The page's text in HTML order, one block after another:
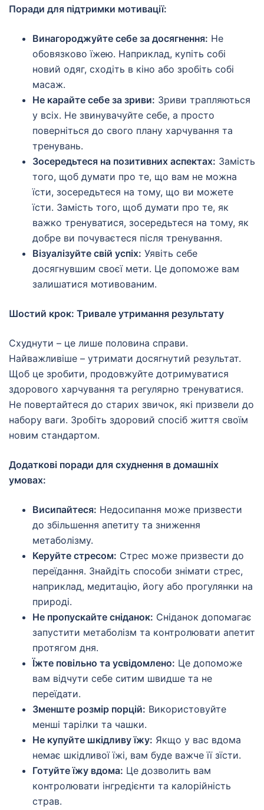
Поради для підтримки мотивації:
Винагороджуйте себе за досягнення: Не
обовязково їжею. Наприклад, купіть собі
новий одяг, сходіть в кіно або зробіть собі
масаж.
Не карайте себе за зриви: Зриви трапляються
у всіх. Не звинувачуйте себе, а просто
поверніться до свого плану харчування та
тренувань.
Зосередьтеся на позитивних аспектах: Замість
того, щоб думати про те, що вам не можна
їсти, зосередьтеся на тому, що ви можете
їсти. Замість того, щоб думати про те, як
важко тренуватися, зосередьтеся на тому, як
добре ви почуваєтеся після тренування.
Візуалізуйте свій успіх: Уявіть себе
досягнувшим своєї мети. Це допоможе вам
залишатися мотивованим.
Шостий крок: Тривале утримання результату
Схуднути – це лише половина справи.
Найважливіше – утримати досягнутий результат.
Щоб це зробити, продовжуйте дотримуватися
здорового харчування та регулярно тренуватися.
Не повертайтеся до старих звичок, які призвели до
набору ваги. Зробіть здоровий спосіб життя своїм
новим стандартом.
Додаткові поради для схуднення в домашніх
умовах:
Висипайтеся: Недосипання може призвести
до збільшення апетиту та зниження
метаболізму.
Керуйте стресом: Стрес може призвести до
переїдання. Знайдіть способи знімати стрес,
наприклад, медитацію, йогу або прогулянки на
природі.
Не пропускайте сніданок: Сніданок допомагає
запустити метаболізм та контролювати апетит
протягом дня.
Їжте повільно та усвідомлено: Це допоможе
вам відчути себе ситим швидше та не
переїдати.
Зменште розмір порцій: Використовуйте
менші тарілки та чашки.
Не купуйте шкідливу їжу: Якщо у вас вдома
немає шкідливої їжі, вам буде важче її зїсти.
Готуйте їжу вдома: Це дозволить вам
контролювати інгредієнти та калорійність
страв.